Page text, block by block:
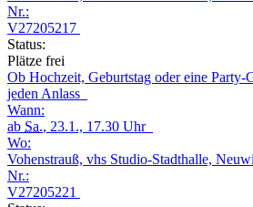
Nr.:
V27205217
Status:
Plätze frei
Ob Hochzeit, Geburtstag oder eine Party-
jeden Anlass
Wann:
ab Sa., 23.1., 17.30 Uhr
Wo:
Vohenstrauß, vhs Studio-Stadthalle,
Nr.:
V27205221